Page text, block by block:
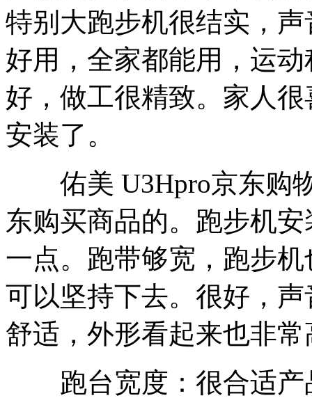
特别大跑步机很结实，
好用，全家都能用，运
好，做工很精致。家人
安装了。
佑美 U3Hpro京东购物
东购买商品的。跑步机
一点。跑带够宽，跑步
可以坚持下去。很好，
舒适，外形看起来也非
跑台宽度：很合适产